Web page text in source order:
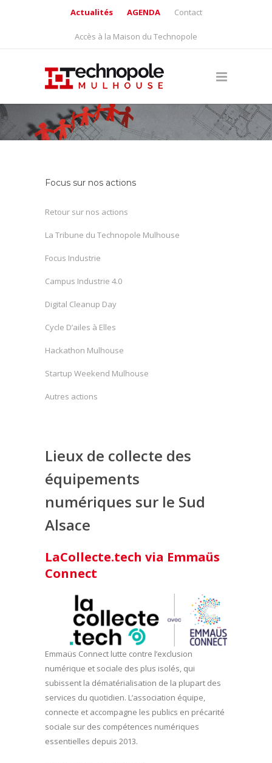
Actualités AGENDA Contact
Accès à la Maison du Technopole
Focus sur nos actions
Retour sur nos actions
La Tribune du Technopole Mulhouse
Focus Industrie
Campus Industrie 4.0
Digital Cleanup Day
Cycle D’ailes à Elles
Hackathon Mulhouse
Startup Weekend Mulhouse
Autres actions
Lieux de collecte des
équipements
numériques sur le Sud
Alsace
LaCollecte.tech via Emmaüs
Connect
Emmaüs Connect lutte contre l’exclusion
numérique et sociale des plus isolés, qui
subissent la dématérialisation de la plupart des
services du quotidien. L’association équipe,
connecte et accompagne les publics en précarité
sociale sur des compétences numériques
essentielles depuis 2013.